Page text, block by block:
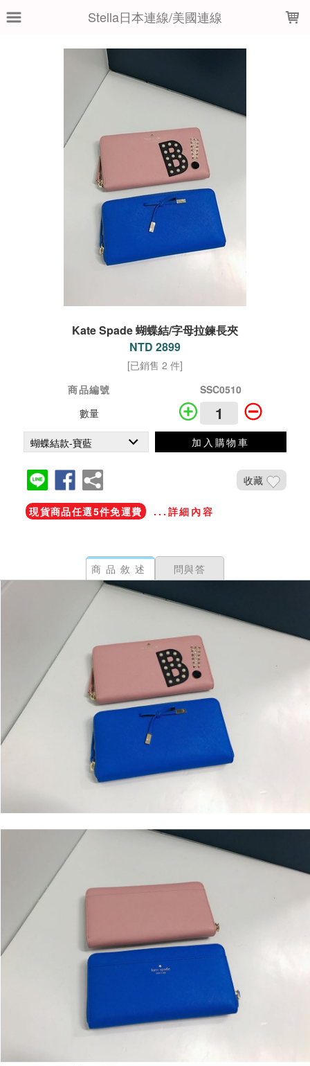
Stella日本連線/美國連線
Kate Spade 蝴蝶結/字母拉鍊長夾
NTD 2899
[已銷售 2 件]
商品編號
SSC0510
數量
加入購物車
收藏
現貨商品任選5件免運費 ...詳細內容
商品敘述 問與答